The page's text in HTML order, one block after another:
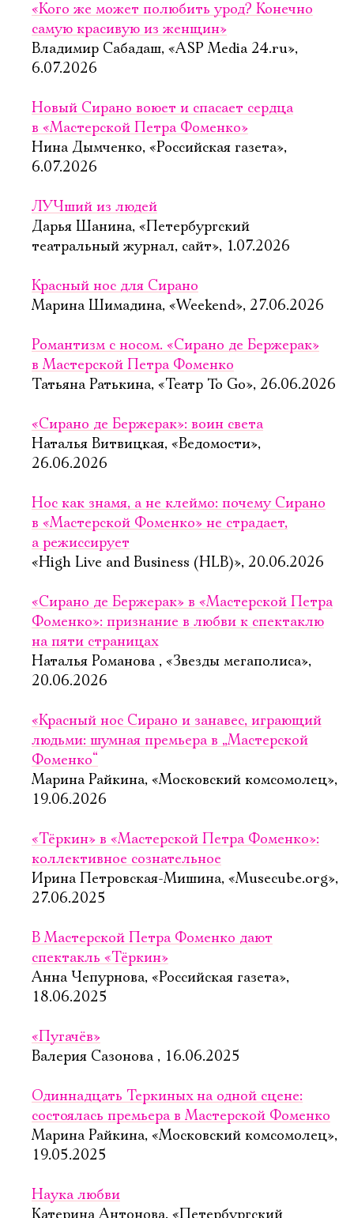
«Кого же может полюбить урод? Конечно
самую красивую из женщин»
Владимир Сабадаш, «ASP Media 24.ru»,
6.07.2026
Новый Сирано воюет и спасает сердца
в «Мастерской Петра Фоменко»
Нина Дымченко, «Российская газета»,
6.07.2026
ЛУЧший из людей
Дарья Шанина, «Петербургский
театральный журнал, сайт», 1.07.2026
Красный нос для Сирано
Марина Шимадина, «Weekend», 27.06.2026
Романтизм с носом. «Сирано де Бержерак»
в Мастерской Петра Фоменко
Татьяна Ратькина, «Театр To Go», 26.06.2026
«Сирано де Бержерак»: воин света
Наталья Витвицкая, «Ведомости»,
26.06.2026
Нос как знамя, а не клеймо: почему Сирано
в «Мастерской Фоменко» не страдает,
а режиссирует
«High Live and Business (HLB)», 20.06.2026
«Сирано де Бержерак» в «Мастерской Петра
Фоменко»: признание в любви к спектаклю
на пяти страницах
Наталья Романова , «Звезды мегаполиса»,
20.06.2026
«Красный нос Сирано и занавес, играющий
людьми: шумная премьера в „Мастерской
Фоменко“
Марина Райкина, «Московский комсомолец»,
19.06.2026
«Тёркин» в «Мастерской Петра Фоменко»:
коллективное сознательное
Ирина Петровская-Мишина, «Musecube.org»,
27.06.2025
В Мастерской Петра Фоменко дают
спектакль «Тёркин»
Анна Чепурнова, «Российская газета»,
18.06.2025
«Пугачёв»
Валерия Сазонова , 16.06.2025
Одиннадцать Теркиных на одной сцене:
состоялась премьера в Мастерской Фоменко
Марина Райкина, «Московский комсомолец»,
19.05.2025
Наука любви